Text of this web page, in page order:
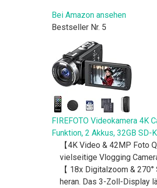
Bei Amazon ansehen
Bestseller Nr. 5
FIREFOTO Videokamera 4K
Funktion, 2 Akkus, 32GB SD-
【4K Video & 42MP Foto
vielseitige Vlogging
【 18x Digitalzoom &
heran. Das 3-Zoll-Display